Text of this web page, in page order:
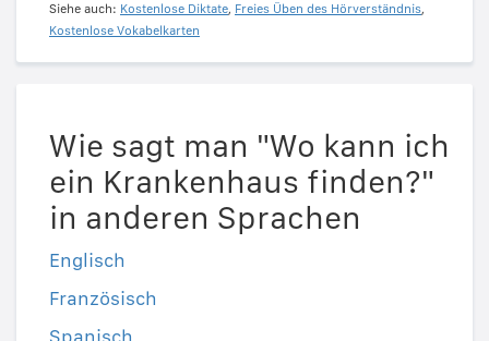
Siehe auch: Kostenlose Diktate, Freies Üben des Hörverständnis,
Kostenlose Vokabelkarten
Wie sagt man "Wo kann ich
ein Krankenhaus finden?"
in anderen Sprachen
Englisch
Französisch